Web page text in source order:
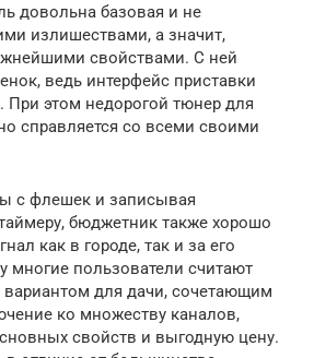
довольна базовая и не
излишествами, а значит,
свойствами. С ней
ведь интерфейс приставки
При этом недорогой тюнер для
справляется со всеми своими
с флешек и записывая
бюджетник также хорошо
как в городе, так и за его
многие пользователи считают
для дачи, сочетающим
ко множеству каналов,
свойств и выгодную цену.